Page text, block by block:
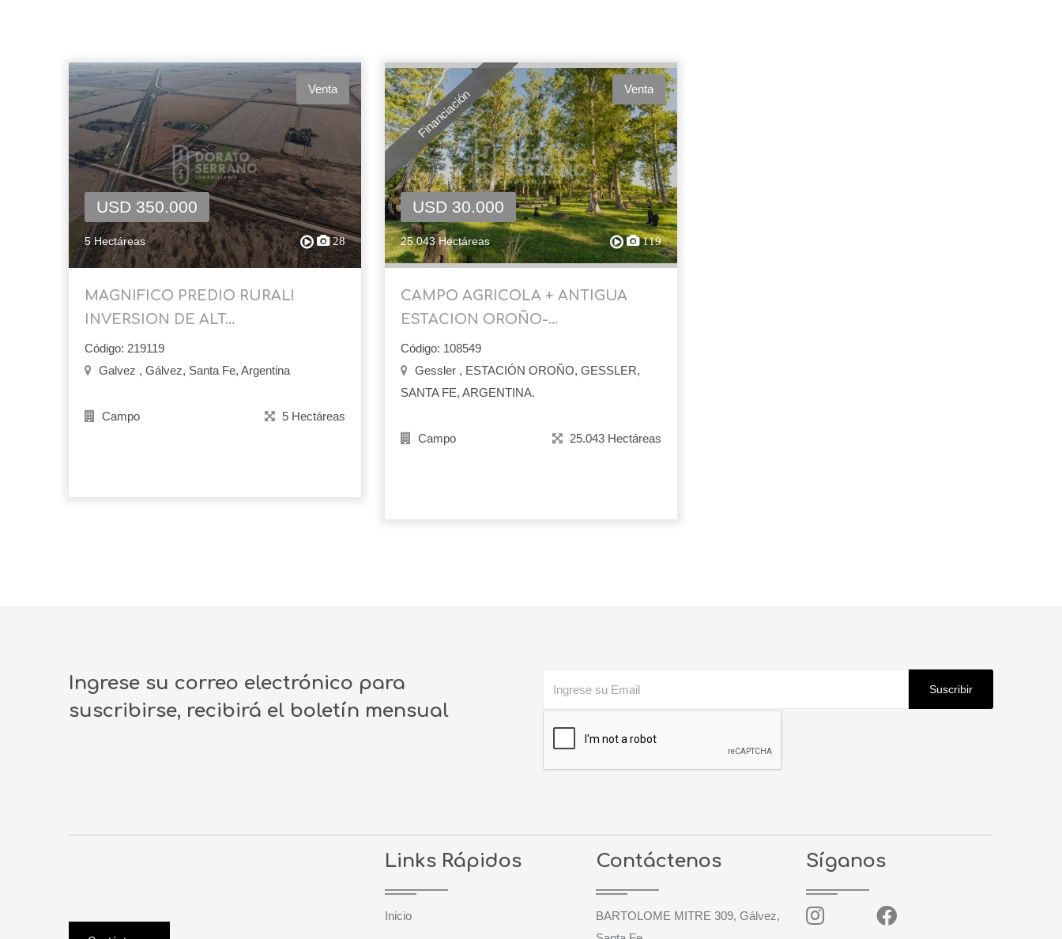
Venta
USD 350.000
5 Hectáreas 28
MAGNIFICO PREDIO RURAL!
INVERSION DE ALT...
Código: 219119
Galvez , Gálvez, Santa Fe, Argentina
Campo 5 Hectáreas
Financiación Venta
USD 30.000
25.043 Hectáreas 119
CAMPO AGRICOLA + ANTIGUA
ESTACION OROÑO-...
Código: 108549
Gessler , ESTACIÓN OROÑO, GESSLER,
SANTA FE, ARGENTINA.
Campo 25.043 Hectáreas
Ingrese su correo electrónico para
suscribirse, recibirá el boletín mensual
Suscribir
Links Rápidos
Inicio
Contáctenos
BARTOLOME MITRE 309, Gálvez,
Síganos